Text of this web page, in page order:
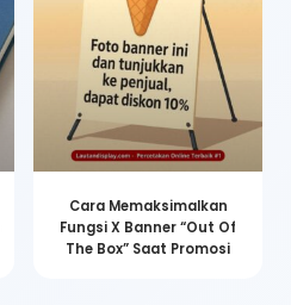
Cara Memaksimalkan
Fungsi X Banner “Out Of
The Box” Saat Promosi